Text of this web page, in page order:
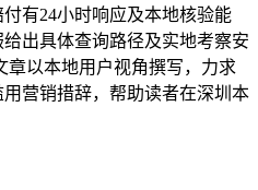
有24小时响应及本地核验能
出具体查询路径及实地考察安
章以本地用户视角撰写，力求
营销措辞，帮助读者在深圳本